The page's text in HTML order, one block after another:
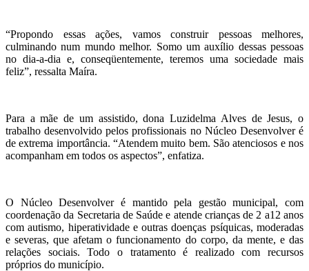
“Propondo essas ações, vamos construir pessoas melhores,
culminando num mundo melhor. Somo um auxílio dessas pessoas
no dia-a-dia e, conseqüentemente, teremos uma sociedade mais
feliz”, ressalta Maíra.
Para a mãe de um assistido, dona Luzidelma Alves de Jesus, o
trabalho desenvolvido pelos profissionais no Núcleo Desenvolver é
de extrema importância. “Atendem muito bem. São atenciosos e nos
acompanham em todos os aspectos”, enfatiza.
O Núcleo Desenvolver é mantido pela gestão municipal, com
coordenação da Secretaria de Saúde e atende crianças de 2 a12 anos
com autismo, hiperatividade e outras doenças psíquicas, moderadas
e severas, que afetam o funcionamento do corpo, da mente, e das
relações sociais. Todo o tratamento é realizado com recursos
próprios do município.